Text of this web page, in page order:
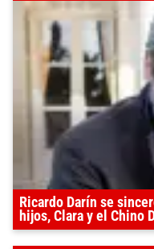
Ricardo Darín se
hijos, Clara y el Chino